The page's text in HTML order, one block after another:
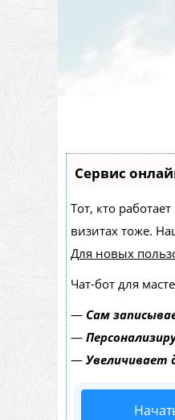
Сервис
Тот, кто
визитах тоже.
Для новых
Чат-бот для
— Сам
—
— Увеличивает